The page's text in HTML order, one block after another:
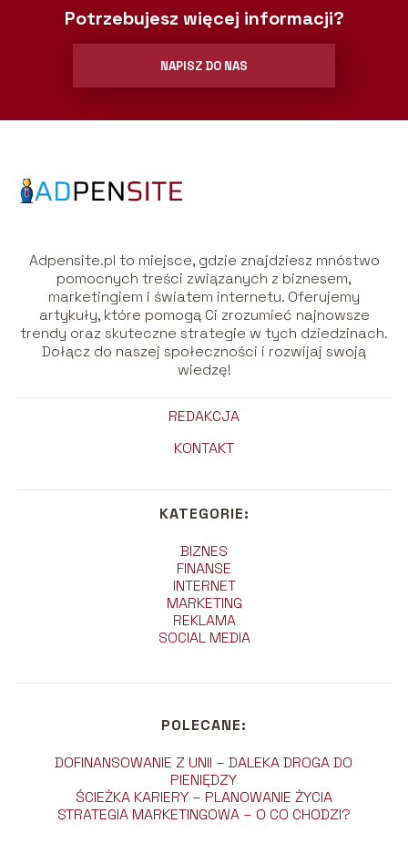
Potrzebujesz więcej informacji?
NAPISZ DO NAS
Adpensite.pl to miejsce, gdzie znajdziesz mnóstwo
pomocnych treści związanych z biznesem,
marketingiem i światem internetu. Oferujemy
artykuły, które pomogą Ci zrozumieć najnowsze
trendy oraz skuteczne strategie w tych dziedzinach.
Dołącz do naszej społeczności i rozwijaj swoją
wiedzę!
REDAKCJA
KONTAKT
KATEGORIE:
BIZNES
FINANSE
INTERNET
MARKETING
REKLAMA
SOCIAL MEDIA
POLECANE:
DOFINANSOWANIE Z UNII – DALEKA DROGA DO
PIENIĘDZY
ŚCIEŻKA KARIERY – PLANOWANIE ŻYCIA
STRATEGIA MARKETINGOWA – O CO CHODZI?